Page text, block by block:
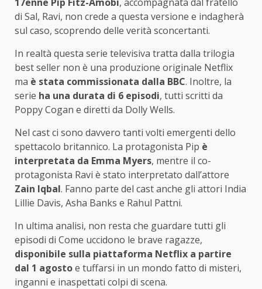
di Sal, Ravi, non crede a questa versione e indagherà
sul caso, scoprendo delle verità sconcertanti.
In realtà questa serie televisiva tratta dalla trilogia
best seller non è una produzione originale Netflix
ma è stata commissionata dalla BBC. Inoltre, la
serie ha una durata di 6 episodi, tutti scritti da
Poppy Cogan e diretti da Dolly Wells.
Nel cast ci sono davvero tanti volti emergenti dello
spettacolo britannico. La protagonista Pip è
interpretata da Emma Myers, mentre il co-
protagonista Ravi è stato interpretato dall’attore
Zain Iqbal. Fanno parte del cast anche gli attori India
Lillie Davis, Asha Banks e Rahul Pattni.
In ultima analisi, non resta che guardare tutti gli
episodi di Come uccidono le brave ragazze,
disponibile sulla piattaforma Netflix a partire
dal 1 agostoe tuffarsi in un mondo fatto di misteri,
inganni e inaspettati colpi di scena.